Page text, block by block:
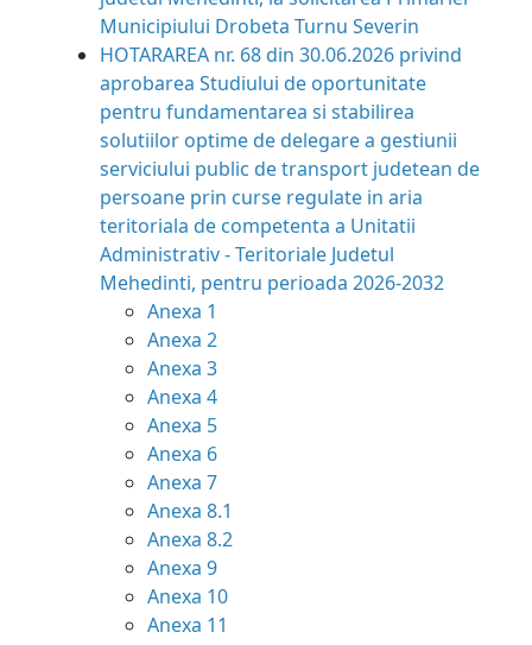
Municipiului Drobeta Turnu Severin
HOTARAREA nr. 68 din 30.06.2026 privind
aprobarea Studiului de oportunitate
pentru fundamentarea si stabilirea
solutiilor optime de delegare a gestiunii
serviciului public de transport judetean de
persoane prin curse regulate in aria
teritoriala de competenta a Unitatii
Administrativ - Teritoriale Judetul
Mehedinti, pentru perioada 2026-2032
Anexa 1
Anexa 2
Anexa 3
Anexa 4
Anexa 5
Anexa 6
Anexa 7
Anexa 8.1
Anexa 8.2
Anexa 9
Anexa 10
Anexa 11